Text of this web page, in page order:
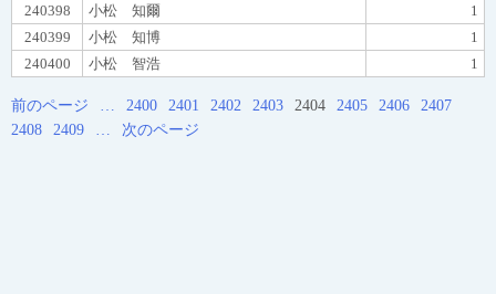
240398
小松 知爾
1
240399
小松 知博
1
240400
小松 智浩 1
前のページ … 2400 2401 2402 2403 2404 2405 2406
2407
2408
2409 … 次のページ